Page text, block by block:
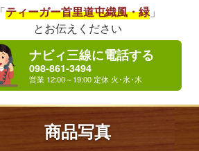
「ティーガー首里道屯織風・緑 」
とお伝えください
ナビィ三線に電話する
098-861-3494
商品写真